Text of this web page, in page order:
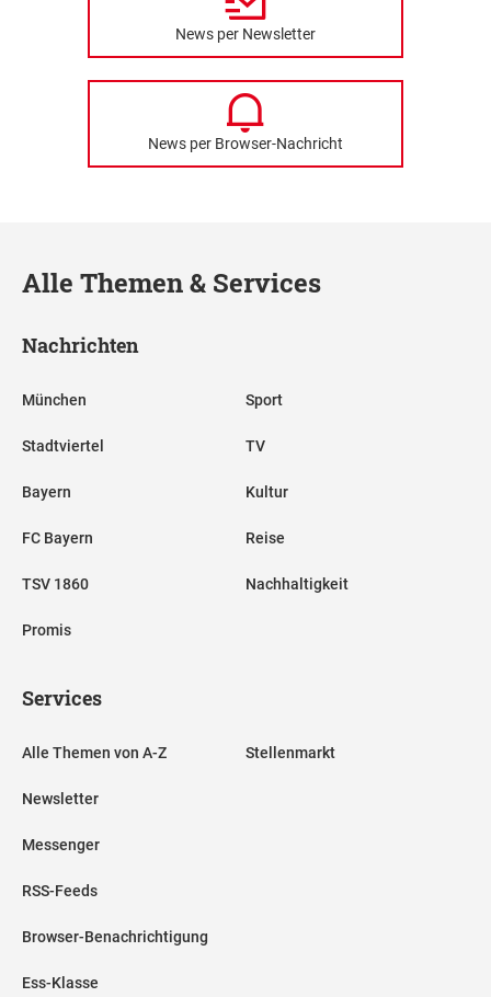
News per Newsletter
News per Browser-Nachricht
Alle Themen & Services
Nachrichten
München
Stadtviertel
Bayern
FC Bayern
TSV 1860
Promis
Sport
TV
Kultur
Reise
Nachhaltigkeit
Services
Alle Themen von A-Z
Newsletter
Messenger
RSS-Feeds
Browser-Benachrichtigung
Ess-Klasse
Stellenmarkt